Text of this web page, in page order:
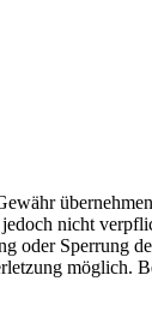
nicht
oder Sperrung
möglich.